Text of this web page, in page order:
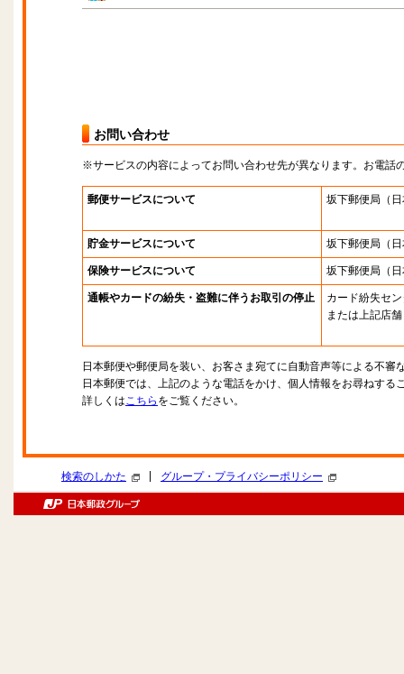
お問い合わせ
※サービスの内容によってお問い合わせ先が異なります。お電話
郵便サービスについて 坂下郵便局 （
貯金サービスについて 坂下郵便局 （
保険サービスについて 坂下郵便局 （
通帳やカードの紛失・盗難に伴うお取引の停止
カード紛失セ
または上記店舗
日本郵便や郵便局を装い、お客さま宛てに自動音声等による不審
日本郵便では、上記のような電話をかけ、個人情報をお尋ねする
詳しくはこちら をご覧ください。
検索のしかた グループ・プライバシーポリシー